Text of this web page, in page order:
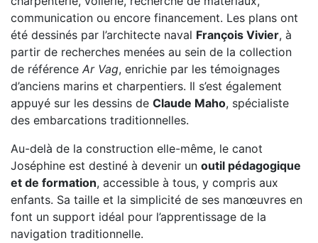
communication ou encore financement. Les plans ont
été dessinés par l’architecte naval François Vivier, à
partir de recherches menées au sein de la collection
de référence Ar Vag, enrichie par les témoignages
d’anciens marins et charpentiers. Il s’est également
appuyé sur les dessins de Claude Maho, spécialiste
des embarcations traditionnelles.
Au-delà de la construction elle-même, le canot
Joséphine est destiné à devenir un outil pédagogique
et de formation, accessible à tous, y compris aux
enfants. Sa taille et la simplicité de ses manœuvres en
font un support idéal pour l’apprentissage de la
navigation traditionnelle.